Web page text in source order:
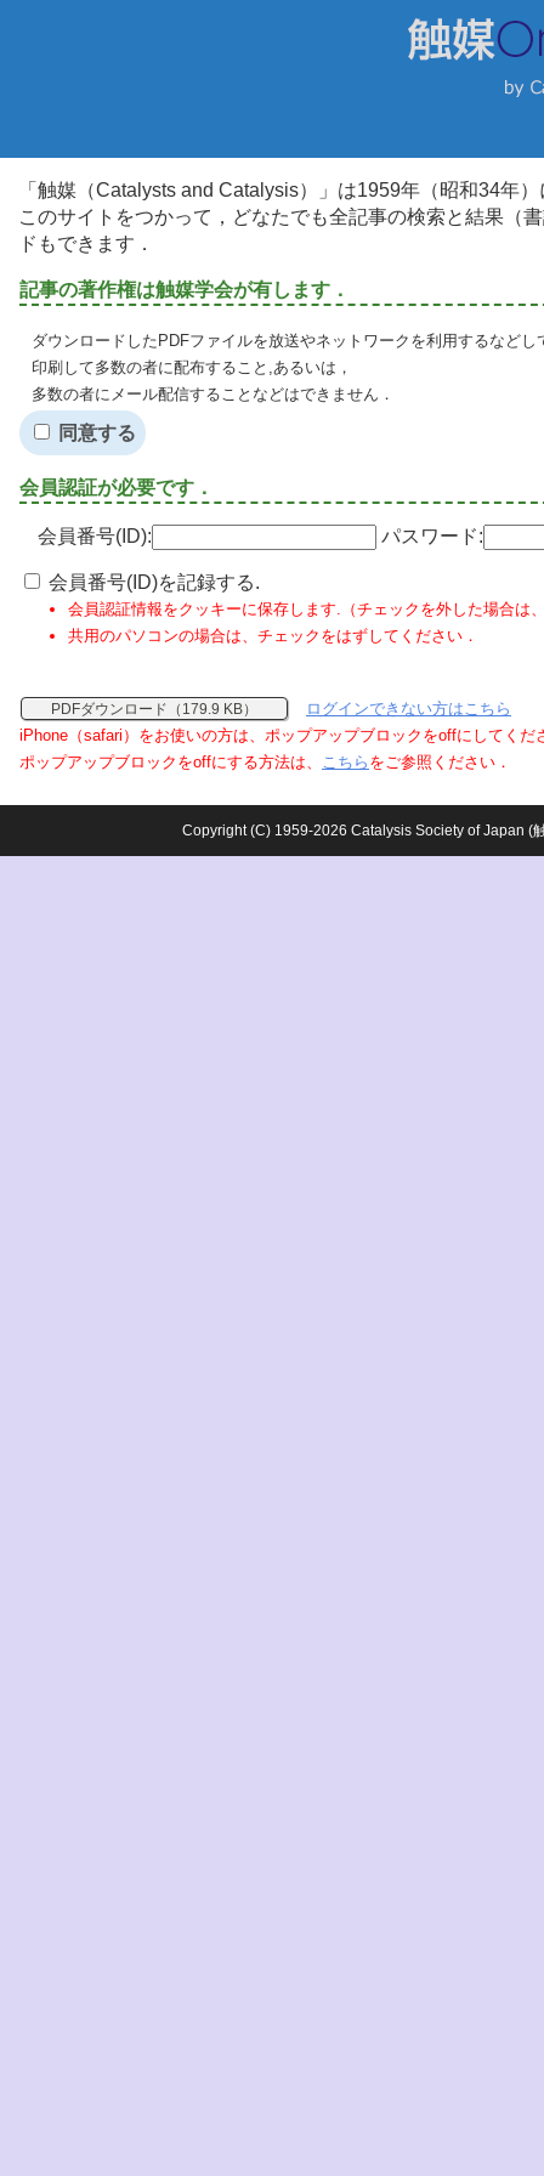
「触媒（Catalysts and Catalysis）」は1959年（昭和34年
このサイトをつかって，どなたでも全記事の検索と結果（
ドもできます．
記事の著作権は触媒学会が有します．
ダウンロードしたPDFファイルを放送やネットワークを利用するなど
印刷して多数の者に配布すること,あるいは，
多数の者にメール配信することなどはできません．
同意する
会員認証が必要です．
会員番号(ID): パスワード:
会員番号(ID)を記録する.
会員認証情報をクッキーに保存します.（チェックを外した場合は
共用のパソコンの場合は、チェックをはずしてください．
PDFダウンロード（179.9 KB）
ログインできない方はこちら
iPhone（safari）をお使いの方は、ポップアップブロックをoffにしてくだ
ポップアップブロックをoffにする方法は、 こちら をご参照ください．
Copyright (C) 1959-2026 Catalysis Society of Japan (